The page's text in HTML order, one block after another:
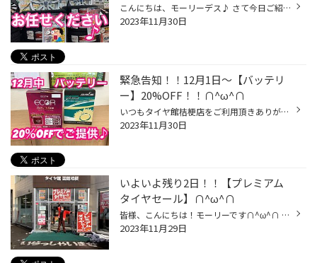
こんにちは、モーリーデス♪ さて今日ご紹介したいのは 【ミニバン】のタイヤもタイヤ館へお任せください♪です タイヤ館で取り扱いのあるタイヤは色々ございます∩^ω^∩ 走行音の静かなタイヤ(静粛性)や雨の日に強く、長持ち♪ 低燃費性ももちろん兼ね備えております♪ そして【お買得タイヤ】【アウトレ...
2023年11月30日
緊急告知！！12月1日〜【バッテリ
ー】20%OFF！！∩^ω^∩
いつもタイヤ館桔梗店をご利用頂きありがとうございます∩^ω^∩ 皆さん！今のお車の状態って把握できていますか？ メンテンナンス用品は定期的に交換していますか？ 定期的に交換出来ていないと、車の故障に繋がってしまいます(；ω；) 当店はいつでも無料で点検を承っておりますので是非ご利用くださ...
2023年11月30日
いよいよ残り2日！！【プレミアム
タイヤセール】∩^ω^∩
皆様、こんにちは！モーリーです∩^ω^∩ いつもタイヤ館函館桔梗店をご利用いただきありがとうございます♪ いよいよ明日11/30(木)まで 【プレミアムタイヤセール開催♪】 残り2日間になりました 今お持ちのスタッドレスタイヤは大丈夫ですか？？ 今年も安心して使用できますか？ 次に１つでも当てはま...
2023年11月29日